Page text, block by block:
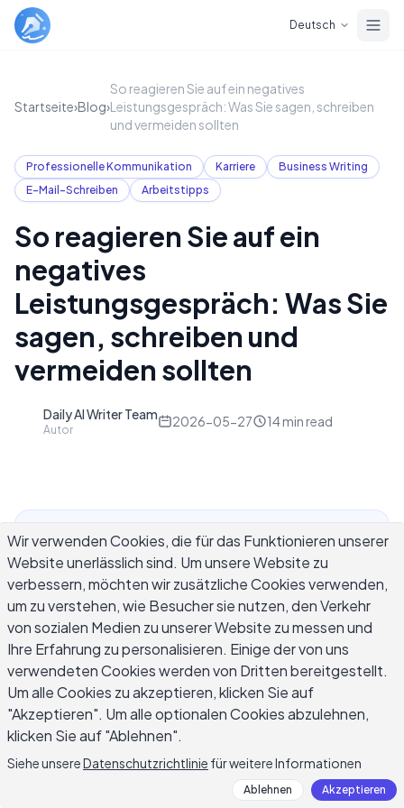
Deutsch
Startseite›Blog›
So reagieren Sie auf ein negatives
Leistungsgespräch: Was Sie sagen, schreiben
und vermeiden sollten
Professionelle Kommunikation Karriere
Business Writing
E-Mail-Schreiben
Arbeitstipps
So reagieren Sie auf ein
negatives
Leistungsgespräch: Was Sie
sagen, schreiben und
vermeiden sollten
Daily AI Writer Team
Autor
2026-05-27 14min read
Zu wissen, wie man auf Feedback aus einem
negativen Leistungsgespräch reagiert, kann
darüber entscheiden, ob die Situation zu einem
Wendepunkt in Ihrer Karriere wird oder zu
andauernder Reibung am Arbeitsplatz führt. Ihr
erster Instinkt im Gespräch könnte sein, sich zu
verteidigen, zu schweigen oder allem
zuzustimmen, nur um den Raum zu verlassen.
Keine dieser Strategien hilft Ihnen weiter. Was
Sie während des Gesprächs sagen und was Sie
danach schriftlich antworten, schafft beides eine
Aufzeichnung. Dieser Leitfaden zeigt, wie Sie das
Wir verwenden Cookies, die für das Funktionieren unserer
Website unerlässlich sind. Um unsere Website zu
verbessern, möchten wir zusätzliche Cookies verwenden,
um zu verstehen, wie Besucher sie nutzen, den Verkehr
von sozialen Medien zu unserer Website zu messen und
Ihre Erfahrung zu personalisieren. Einige der von uns
verwendeten Cookies werden von Dritten bereitgestellt.
Um alle Cookies zu akzeptieren, klicken Sie auf
"Akzeptieren". Um alle optionalen Cookies abzulehnen,
klicken Sie auf "Ablehnen".
Siehe unsereDatenschutzrichtlinie für weitere Informationen
Ablehnen Akzeptieren